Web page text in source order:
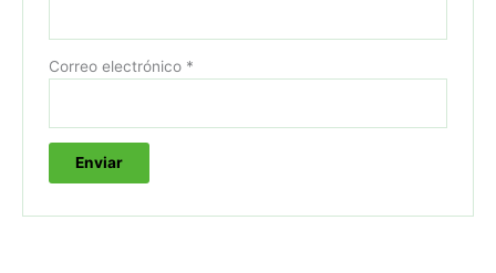
Correo electrónico *